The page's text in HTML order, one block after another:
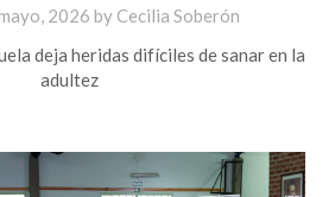
2026 by Cecilia Soberón
deja heridas difíciles de sanar en la
adultez